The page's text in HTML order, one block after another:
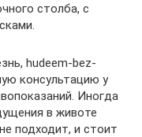
столба, с
hudeem-bez-
консультацию у
Иногда
в животе
подходит, и стоит